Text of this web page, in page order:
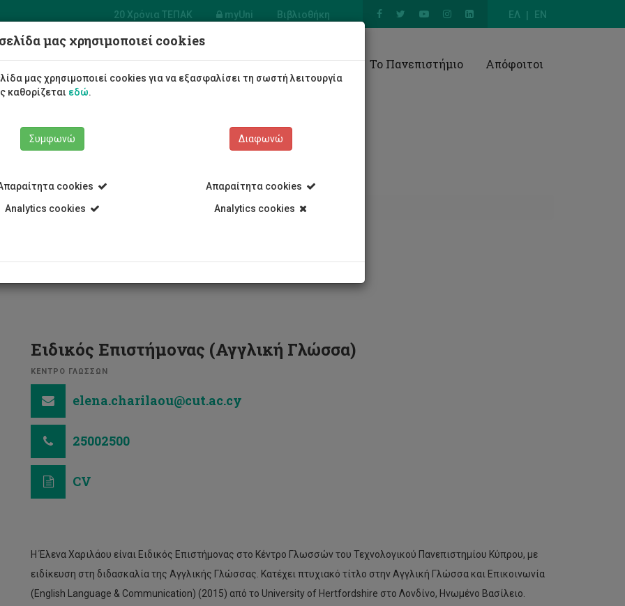
ΕΛ EN
20 Χρόνια ΤΕΠΑΚ myUni Βιβλιοθήκη
Φοιτητές/τριες Σπουδές Έρευνα Το Πανεπιστήμιο Απόφοιτοι
Έλενα Χαριλάου
Ειδικός Επιστήμονας (Αγγλική Γλώσσα)
ΚΕΝΤΡΟ ΓΛΩΣΣΩΝ
elena.charilaou@cut.ac.cy
25002500
CV
Η Έλενα Χαριλάου είναι Ειδικός Επιστήμονας στο Κέντρο Γλωσσών του Τεχνολογικού Πανεπιστημίου Κύπρου, με
ειδίκευση στη διδασκαλία της Αγγλικής Γλώσσας. Κατέχει πτυχιακό τίτλο στην Αγγλική Γλώσσα και Επικοινωνία
(English Language & Communication) (2015) από το University of Hertfordshire στο Λονδίνο, Ηνωμένο Βασίλειο.
μας χρησιμοποιεί cookies
μας χρησιμοποιεί cookies για να εξασφαλίσει τη σωστή λειτουργία
καθορίζεται εδώ.
Συμφωνώ
cookies
Analytics cookies
Διαφωνώ
Απαραίτητα cookies
Analytics cookies